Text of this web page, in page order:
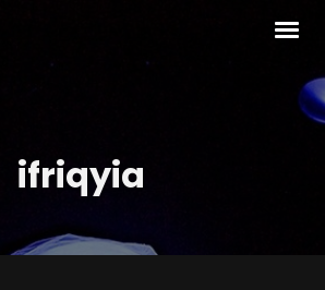
ifriqyia